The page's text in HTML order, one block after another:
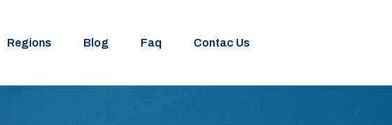
Regions Blog Faq Contac Us